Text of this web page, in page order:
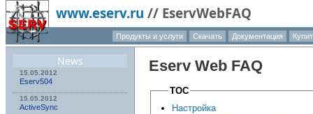
www.eserv.ru // EservWebFAQ
Продукты и услуги Скачать Документация
News
15.05.2012
Eserv504
15.05.2012
ActiveSync
Eserv Web FAQ
TOC
Настройка